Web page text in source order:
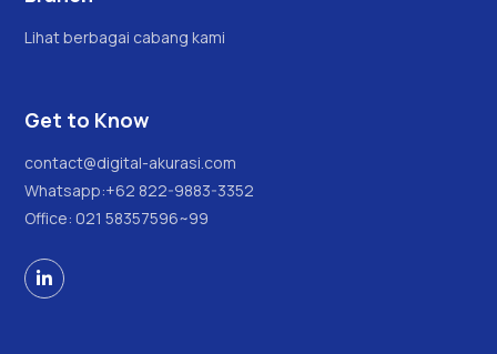
Lihat berbagai cabang kami
Get to Know
contact@digital-akurasi.com
Whatsapp:+62 822-9883-3352
Office: 021 58357596~99
